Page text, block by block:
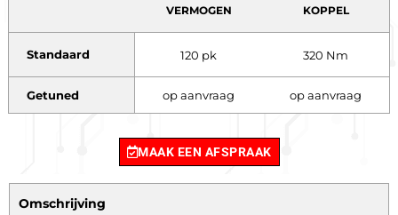
VERMOGEN KOPPEL
Standaard 120 pk 320 Nm
Getuned op aanvraag op aanvraag
MAAK EEN AFSPRAAK
Omschrijving